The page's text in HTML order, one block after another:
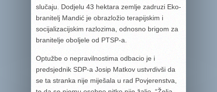
slučaju. Dodjelu 43 hektara zemlje zadruzi Eko-
branitelj Mandić je obrazložio terapijskim i
socijalizacijskim razlozima, odnosno brigom za
branitelje oboljele od PTSP-a.
Optužbe o nepravilnostima odbacio je i
predsjednik SDP-a Josip Matkov ustvrdivši da
se ta stranka nije miješala u rad Povjerenstva,